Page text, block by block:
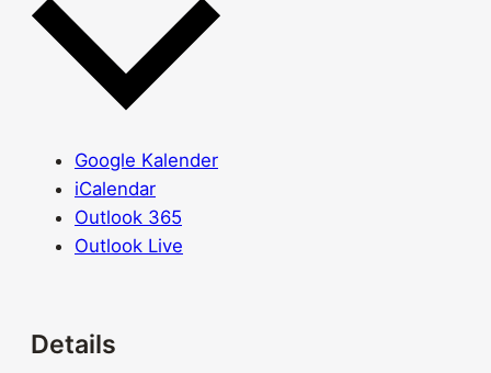
Google Kalender
iCalendar
Outlook 365
Outlook Live
Details